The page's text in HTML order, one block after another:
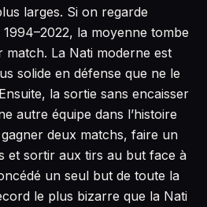
larges. Si on regarde
la moyenne tombe
match. La Nati moderne est
solide en défense que ne le
la sortie sans encaisser
autre équipe dans l’histoire
deux matchs, faire un
et sortir aux tirs au but face à
un seul but de toute la
le plus bizarre que la Nati